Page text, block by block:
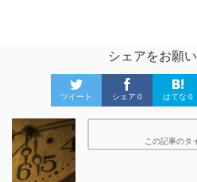
シェアをお願い
ツイート シェア 0 はてな 0
この記事のタ